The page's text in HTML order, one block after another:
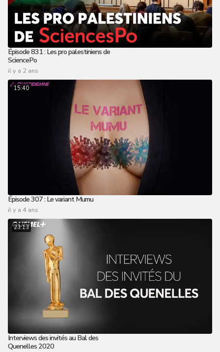
Épisode 831 : Les pro palestiniens de
SciencePo
il y a 2 ans
15:40
Épisode 307 : Le variant Mumu
il y a 4 ans
23:13
Interviews des invités au Bal des
Quenelles 2020